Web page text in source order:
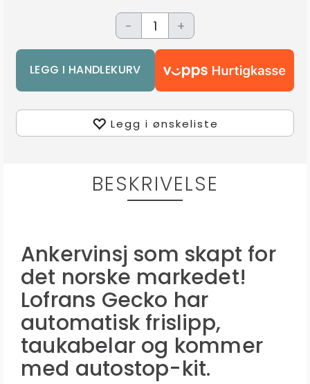
- +
Legg i ønskeliste
BESKRIVELSE
Ankervinsj som skapt for
det norske markedet!
Lofrans Gecko har
automatisk frislipp,
taukabelar og kommer
med autostop-kit.